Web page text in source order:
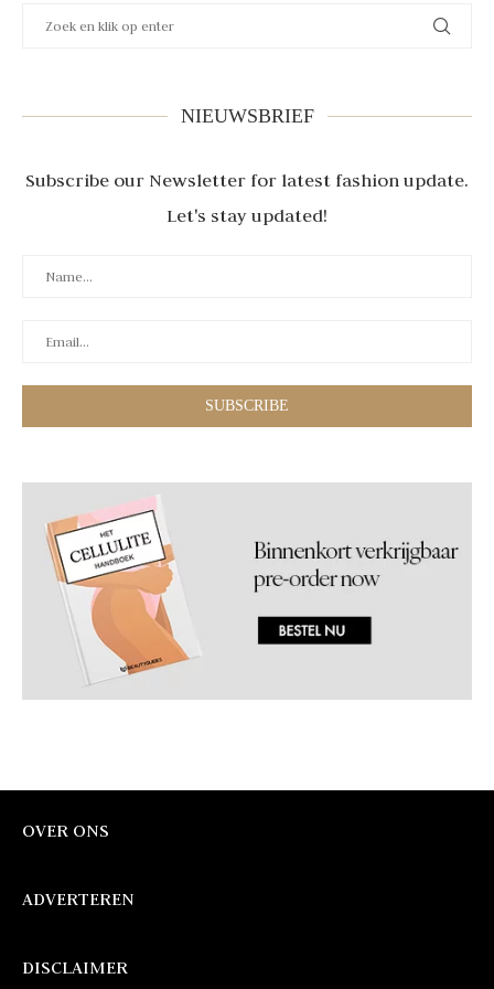
NIEUWSBRIEF
Subscribe our Newsletter for latest fashion update.
Let's stay updated!
OVER ONS
ADVERTEREN
DISCLAIMER